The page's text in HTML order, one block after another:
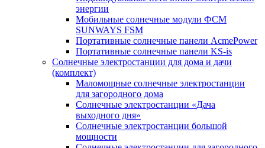
энергии
Мобильные солнечные модули ФСМ
SUNWAYS FSM
Портативные солнечные панели AcmePower
Портативные солнечные панели KS-is
Солнечные электростанции для дома и дачи
(комплект)
Маломощные солнечные электростанции
для загородного дома
Солнечные электростанции «Дача
выходного дня»
Солнечные электростанции большой
мощности